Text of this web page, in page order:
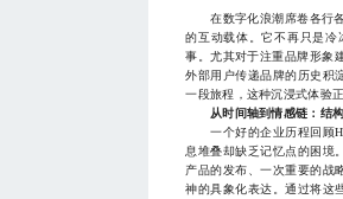
在数字化浪潮席卷各行各
的互动载体。它不再只是
事。尤其对于注重品牌形象
外部用户传递品牌的历史积
一段旅程，这种沉浸式体验
从时间轴到情感链：结
一个好的企业历程回顾H5
息堆叠却缺乏记忆点的困
产品的发布、一次重要的战
神的具象化表达。通过将这